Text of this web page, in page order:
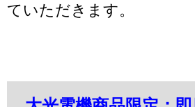
ていただきます。